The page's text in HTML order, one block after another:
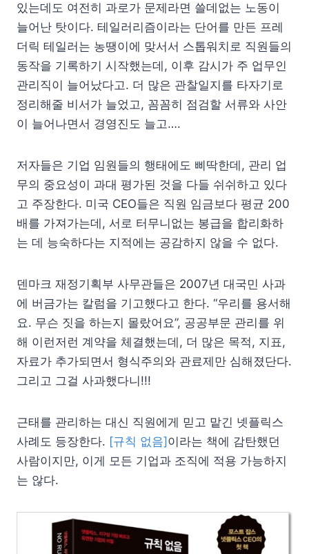
있는데도 여전히 과로가 문제라면 쓸데없는 노동이
늘어난 탓이다. 테일러리즘이라는 단어를 만든 프레
더릭 테일러는 농땡이에 맞서서 스톱워치로 직원들의
동작을 기록하기 시작했는데, 이후 감시가 주 업무인
관리직이 늘어났다고. 더 많은 관찰일지를 타자기로
정리해줄 비서가 늘었고, 꼼꼼히 점검할 서류와 사안
이 늘어나면서 경영진도 늘고….
저자들은 기업 임원들의 행태에도 삐딱한데, 관리 업
무의 중요성이 과대 평가된 것을 다들 쉬쉬하고 있다
고 주장한다. 미국 CEO들은 직원 임금보다 평균 200
배를 가져가는데, 서로 터무니없는 봉급을 합리화하
는 데 능숙하다는 지적에는 공감하지 않을 수 없다.
덴마크 재정기획부 사무관들은 2007년 대국민 사과
에 버금가는 칼럼을 기고했다고 한다. “우리를 용서해
요. 무슨 짓을 하는지 몰랐어요”, 공공부문 관리를 위
해 이런저런 계약을 체결했는데, 더 많은 목적, 지표,
자료가 추가되면서 형식주의와 관료제만 심해졌단다.
그리고 그걸 사과했다니!!!
근태를 관리하는 대신 직원에게 믿고 맡긴 넷플릭스
사례도 등장한다. [규칙 없음] 이라는 책에 감탄했던
사람이지만, 이게 모든 기업과 조직에 적용 가능하지
는 않다.